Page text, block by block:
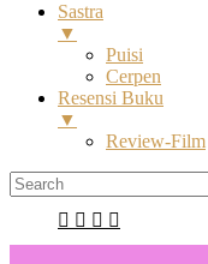
Sastra
▼
Puisi
Cerpen
Resensi Buku
▼
Review-Film